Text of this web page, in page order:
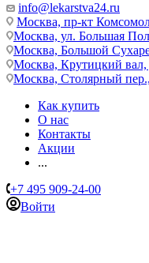
info@lekarstva24.ru
Москва, пр-кт
Москва, ул. Большая
Москва, Большой
Москва, Крутицкий вал,
Москва, Столярный
Как купить
О нас
Контакты
Акции
...
+7 495 909-24-00
Войти